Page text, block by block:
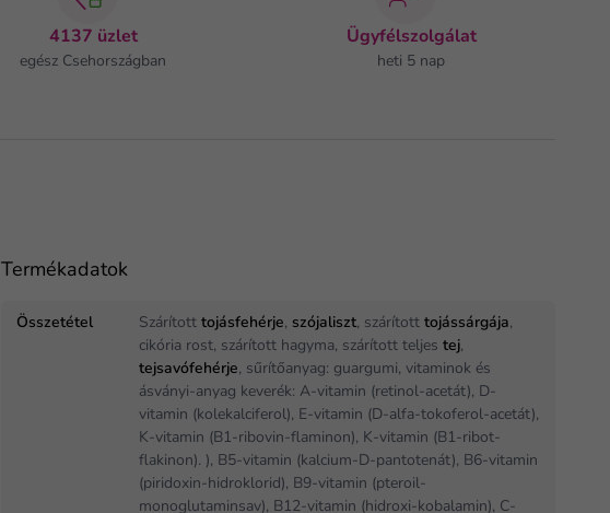
4137 üzlet
egész Csehországban
Ügyfélszolgálat
heti 5 nap
Termékadatok
Összetétel Szárítotttojásfehérje, szójaliszt, szárítotttojássárgája,
cikória rost, szárított hagyma, szárított teljestej,
tejsavófehérje, sűrítőanyag: guargumi, vitaminok és
ásványi-anyag keverék: A-vitamin (retinol-acetát), D-
vitamin (kolekalciferol), E-vitamin (D-alfa-tokoferol-acetát),
K-vitamin (B1-ribovin-flaminon), K-vitamin (B1-ribot-
flakinon). ), B5-vitamin (kalcium-D-pantotenát), B6-vitamin
(piridoxin-hidroklorid), B9-vitamin (pteroil-
monoglutaminsav), B12-vitamin (hidroxi-kobalamin), C-